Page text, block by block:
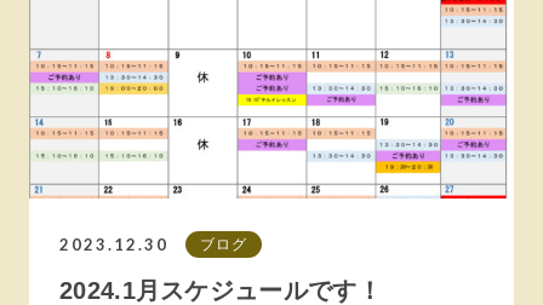
2023.12.30 ブログ
2024.1月スケジュールです！